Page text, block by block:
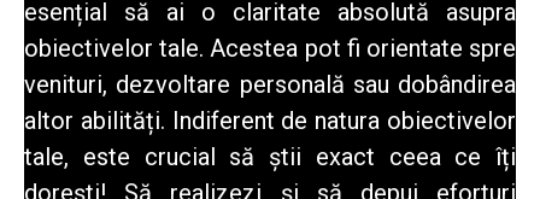
esențial să ai o claritate absolută asupra
obiectivelor tale. Acestea pot fi orientate spre
venituri, dezvoltare personală sau dobândirea
altor abilități. Indiferent de natura obiectivelor
tale, este crucial să știi exact ceea ce îți
dorești! Să realizezi și să depui eforturi